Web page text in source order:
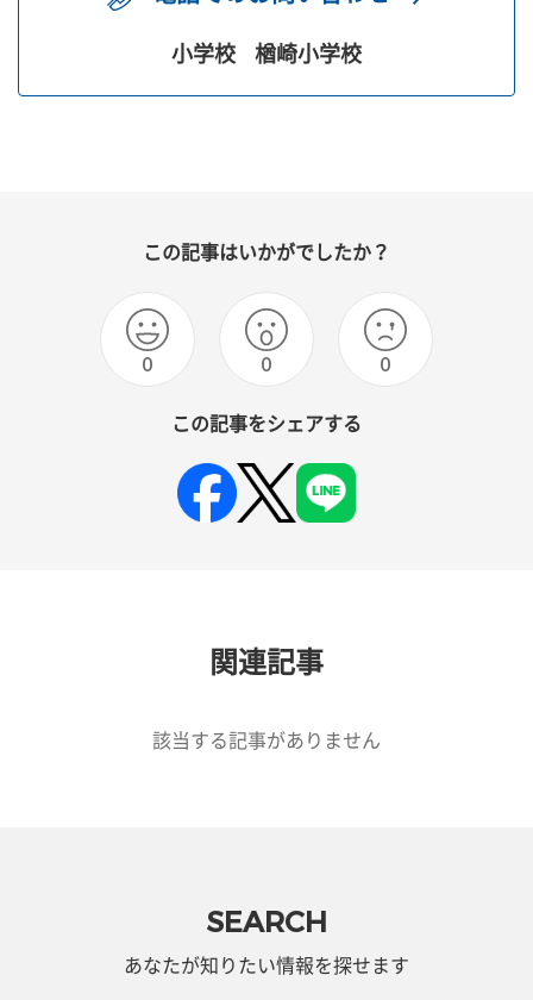
小学校 楢崎小学校
この記事はいかがでしたか？
0 0 0
この記事をシェアする
関連記事
該当する記事がありません
SEARCH
あなたが知りたい情報を探せます